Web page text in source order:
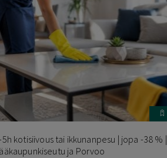
5h kotisiivous tai ikkunanpesu | jopa -38 % |
ja Porvoo